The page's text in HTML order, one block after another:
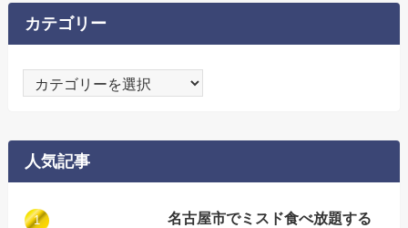
カテゴリー
テ
ー
人気記事
名古屋市でミスド食べ放題する